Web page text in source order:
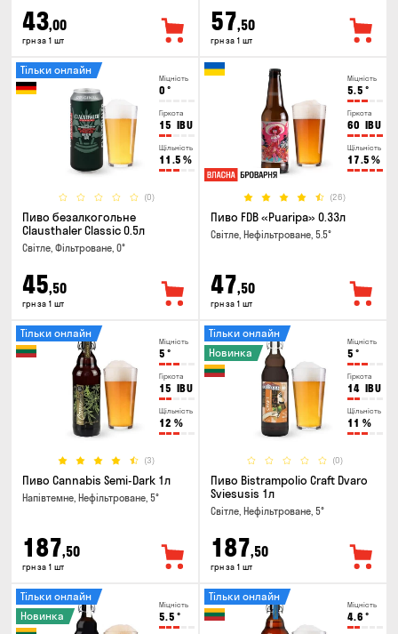
43,00
грн за 1 шт
57,50
грн за 1 шт
Міцність
0 °
Гіркота
15 IBU
Щільність
11.5 %
(0)
Тільки онлайн
Пиво безалкогольне
Clausthaler Classic 0.5л
Світле, Фільтроване, 0°
45,50
грн за 1 шт
Міцність
5.5 °
Гіркота
60 IBU
Щільність
17.5 %
(26)
Пиво FDB «Puaripa» 0.33л
Світле, Нефільтроване, 5.5°
47,50
грн за 1 шт
Міцність
5 °
Гіркота
15 IBU
Щільність
12 %
(3)
Тільки онлайн
Пиво Cannabis Semi-Dark 1л
Напівтемне, Нефільтроване, 5°
187,50
грн за 1 шт
Міцність
5 °
Гіркота
14 IBU
Щільність
11 %
(0)
Тільки онлайн
Новинка
Пиво Bistrampolio Craft Dvaro
Sviesusis 1л
Світле, Нефільтроване, 5°
187,50
грн за 1 шт
Міцність
5.5 °
Тільки онлайн
Новинка
Міцність
4.6 °
Тільки онлайн